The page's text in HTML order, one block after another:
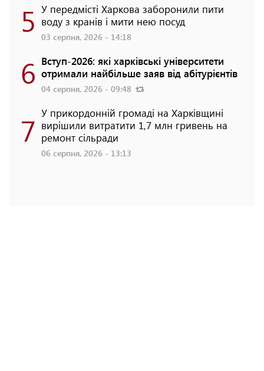
5 У передмісті Харкова заборонили пити
воду з кранів і мити нею посуд
03 серпня, 2026 - 14:18
6 Вступ-2026: які харківські університети
отримали найбільше заяв від абітурієнтів
04 серпня, 2026 - 09:48
7 У прикордонній громаді на Харківщині
вирішили витратити 1,7 млн гривень на
ремонт сільради
06 серпня, 2026 - 13:13